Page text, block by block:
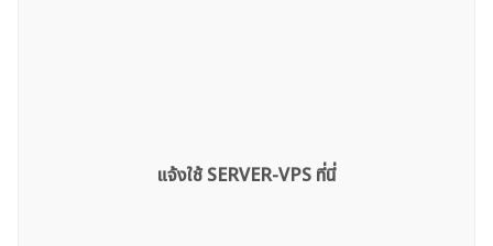
แจ้งใช้ SERVER-VPS ที่นี่